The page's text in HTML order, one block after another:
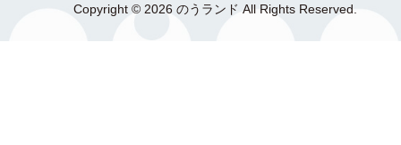
Copyright © 2026 のうランド All Rights Reserved.